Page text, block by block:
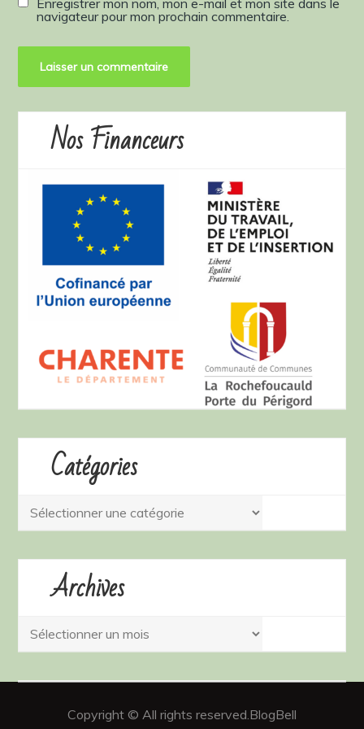
Enregistrer mon nom, mon e-mail et mon site dans le
navigateur pour mon prochain commentaire.
Nos Financeurs
Catégories
Catégories
Archives
Archives
Copyright © All rights reserved.BlogBell